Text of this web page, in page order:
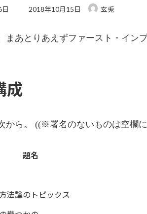
最
新
2018年10月15日 玄兎
まあとりあえずファースト・イン
成
から。 ((※署名のないものは空欄
題名
法論のトピックス